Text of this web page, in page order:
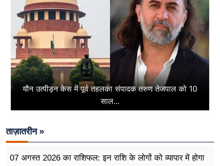
यौन उत्पीड़न केस में पूर्व तहलका संपादक तरुण तेजपाल को 10
साल...
ताज़ातरीन »
07 अगस्त 2026 का राशिफल: इन राशि के लोगों को व्यापार में होगा